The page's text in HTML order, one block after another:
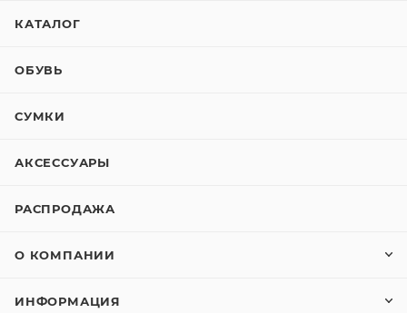
КАТАЛОГ
ОБУВЬ
СУМКИ
АКСЕССУАРЫ
РАСПРОДАЖА
О КОМПАНИИ
ИНФОРМАЦИЯ